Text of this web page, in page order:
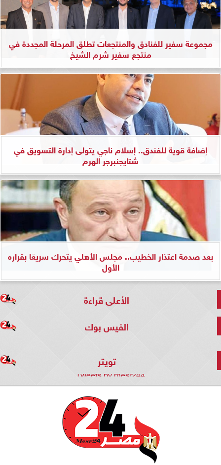
مجموعة سفير للفنادق والمنتجعات تطلق المرحلة المجددة في
منتجع سفير شرم الشيخ
إضافة قوية للفندق.. إسلام ناجي يتولى إدارة التسويق في
شتايجنبرجر الهرم
بعد صدمة اعتذار الخطيب.. مجلس الأهلي يتحرك سريعًا بقراره
الأول
الأعلى قراءة
الفيس بوك
تويتر
Tweets by mesr244